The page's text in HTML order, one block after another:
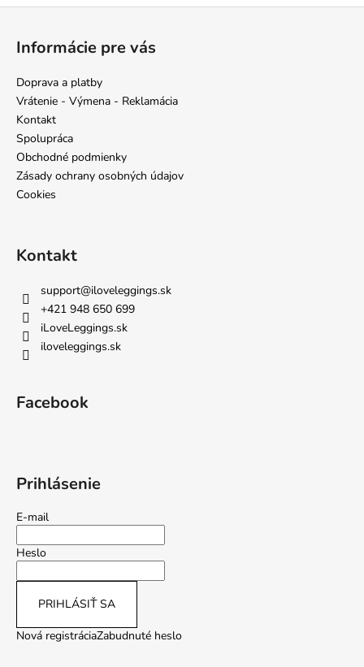
Informácie pre vás
Doprava a platby
Vrátenie - Výmena - Reklamácia
Kontakt
Spolupráca
Obchodné podmienky
Zásady ochrany osobných údajov
Cookies
Kontakt
support@iloveleggings.sk
+421 948 650 699
iLoveLeggings.sk
iloveleggings.sk
Facebook
Prihlásenie
E-mail
Heslo
PRIHLÁSIŤ SA
Nová registráciaZabudnuté heslo